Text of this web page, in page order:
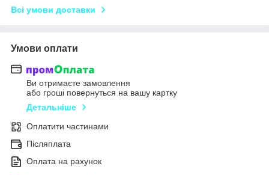
Всі умови доставки
Умови оплати
Ви отримаєте замовлення
або гроші повернуться на вашу картку
Детальніше
Оплатити частинами
Післяплата
Оплата на рахунок